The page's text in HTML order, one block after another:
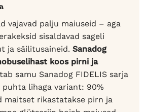
vajavad palju maiuseid – aga
sisaldavad sageli
ja säilitusaineid. Sanadog
koos pirni ja
samu Sanadog FIDELIS sarja
lihaga variant: 90%
maitset rikastatakse pirn ja